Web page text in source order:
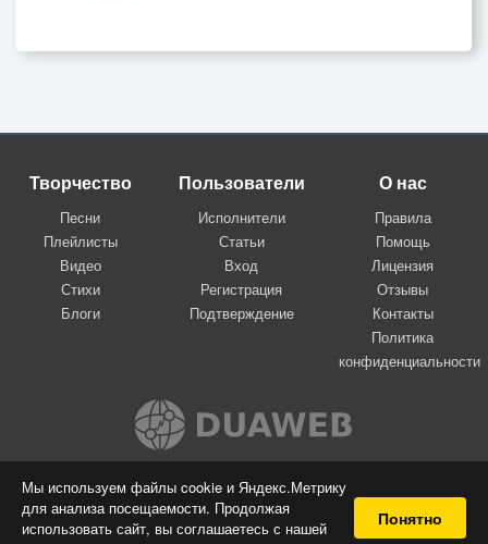
Мы используем файлы cookie и Яндекс.Метрику
для анализа посещаемости. Продолжая
использовать сайт, вы соглашаетесь с нашей
Понятно
Творчество
Песни
Плейлисты
Видео
Стихи
Блоги
Пользователи
Исполнители
Статьи
Вход
Регистрация
Подтверждение
О нас
Правила
Помощь
Лицензия
Отзывы
Контакты
Политика
конфиденциальности
Вконтакте
© 2009-2026 Я-пою
Музыкальный сайт самовыражения